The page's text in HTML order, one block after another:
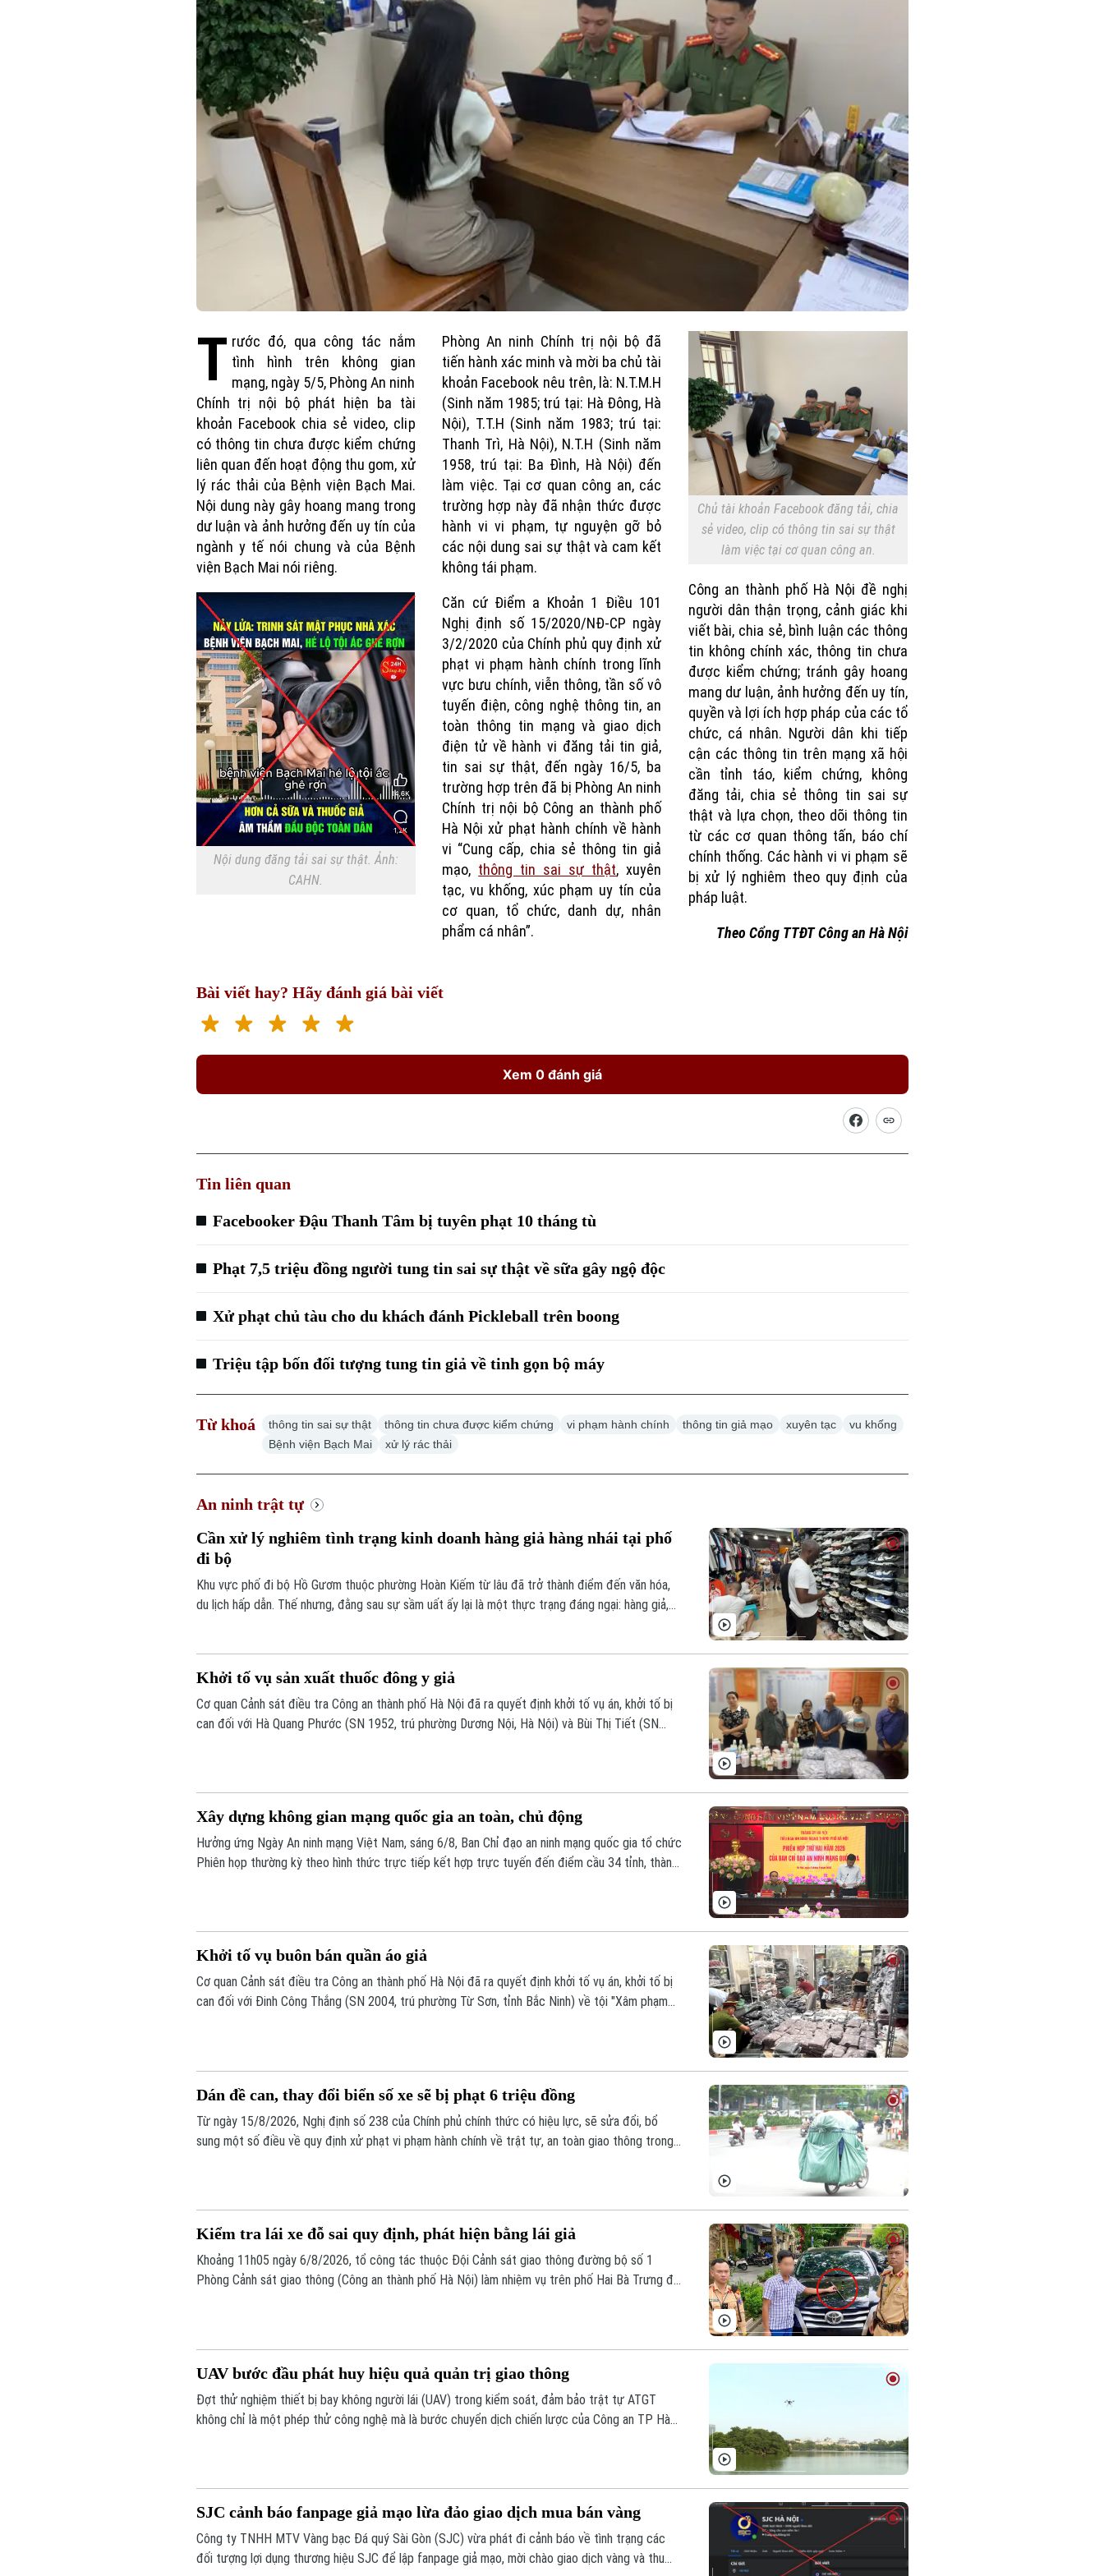
T rước đó, qua công tác nắm
tình hình trên không gian
mạng, ngày 5/5, Phòng An ninh
Chính trị nội bộ phát hiện ba tài
khoản Facebook chia sẻ video, clip
có thông tin chưa được kiểm chứng
liên quan đến hoạt động thu gom, xử
lý rác thải của Bệnh viện Bạch Mai.
Nội dung này gây hoang mang trong
dư luận và ảnh hưởng đến uy tín của
ngành y tế nói chung và của Bệnh
viện Bạch Mai nói riêng.
Nội dung đăng tải sai sự thật. Ảnh:
CAHN.
Phòng An ninh Chính trị nội bộ đã
tiến hành xác minh và mời ba chủ tài
khoản Facebook nêu trên, là: N.T.M.H
(Sinh năm 1985; trú tại: Hà Đông, Hà
Nội), T.T.H (Sinh năm 1983; trú tại:
Thanh Trì, Hà Nội), N.T.H (Sinh năm
1958, trú tại: Ba Đình, Hà Nội) đến
làm việc. Tại cơ quan công an, các
trường hợp này đã nhận thức được
hành vi vi phạm, tự nguyện gỡ bỏ
các nội dung sai sự thật và cam kết
không tái phạm.
Căn cứ Điểm a Khoản 1 Điều 101
Nghị định số 15/2020/NĐ-CP ngày
3/2/2020 của Chính phủ quy định xử
phạt vi phạm hành chính trong lĩnh
vực bưu chính, viễn thông, tần số vô
tuyến điện, công nghệ thông tin, an
toàn thông tin mạng và giao dịch
điện tử về hành vi đăng tải tin giả,
tin sai sự thật, đến ngày 16/5, ba
trường hợp trên đã bị Phòng An ninh
Chính trị nội bộ Công an thành phố
Hà Nội xử phạt hành chính về hành
vi “Cung cấp, chia sẻ thông tin giả
mạo, thông tin sai sự thật, xuyên
tạc, vu khống, xúc phạm uy tín của
cơ quan, tổ chức, danh dự, nhân
phẩm cá nhân”.
Chủ tài khoản Facebook đăng tải, chia
sẻ video, clip có thông tin sai sự thật
làm việc tại cơ quan công an.
Công an thành phố Hà Nội đề nghị
người dân thận trọng, cảnh giác khi
viết bài, chia sẻ, bình luận các thông
tin không chính xác, thông tin chưa
được kiểm chứng; tránh gây hoang
mang dư luận, ảnh hưởng đến uy tín,
quyền và lợi ích hợp pháp của các tổ
chức, cá nhân. Người dân khi tiếp
cận các thông tin trên mạng xã hội
cần tỉnh táo, kiểm chứng, không
đăng tải, chia sẻ thông tin sai sự
thật và lựa chọn, theo dõi thông tin
từ các cơ quan thông tấn, báo chí
chính thống. Các hành vi vi phạm sẽ
bị xử lý nghiêm theo quy định của
pháp luật.
Theo Cổng TTĐT Công an Hà Nội
Bài viết hay? Hãy đánh giá bài viết
Xem 0 đánh giá
Tin liên quan
Facebooker Đậu Thanh Tâm bị tuyên phạt 10 tháng tù
Phạt 7,5 triệu đồng người tung tin sai sự thật về sữa gây ngộ độc
Xử phạt chủ tàu cho du khách đánh Pickleball trên boong
Triệu tập bốn đối tượng tung tin giả về tinh gọn bộ máy
Từ khoá thông tin sai sự thật thông tin chưa được kiểm chứng vi phạm hành chính thông tin giả mạo xuyên tạc
vu khống
Bệnh viện Bạch Mai
xử lý rác thải
An ninh trật tự
Cần xử lý nghiêm tình trạng kinh doanh hàng giả hàng nhái tại phố
đi bộ
Khu vực phố đi bộ Hồ Gươm thuộc phường Hoàn Kiếm từ lâu đã trở thành điểm đến văn hóa,
du lịch hấp dẫn. Thế nhưng, đằng sau sự sầm uất ấy lại là một thực trạng đáng ngại: hàng giả,
Khởi tố vụ sản xuất thuốc đông y giả
Cơ quan Cảnh sát điều tra Công an thành phố Hà Nội đã ra quyết định khởi tố vụ án, khởi tố bị
can đối với Hà Quang Phước (SN 1952, trú phường Dương Nội, Hà Nội) và Bùi Thị Tiết (SN
Xây dựng không gian mạng quốc gia an toàn, chủ động
Hưởng ứng Ngày An ninh mạng Việt Nam, sáng 6/8, Ban Chỉ đạo an ninh mạng quốc gia tổ chức
Phiên họp thường kỳ theo hình thức trực tiếp kết hợp trực tuyến đến điểm cầu 34 tỉnh, thành
Khởi tố vụ buôn bán quần áo giả
Cơ quan Cảnh sát điều tra Công an thành phố Hà Nội đã ra quyết định khởi tố vụ án, khởi tố bị
can đối với Đinh Công Thắng (SN 2004, trú phường Từ Sơn, tỉnh Bắc Ninh) về tội "Xâm phạm
Dán đề can, thay đổi biển số xe sẽ bị phạt 6 triệu đồng
Từ ngày 15/8/2026, Nghị định số 238 của Chính phủ chính thức có hiệu lực, sẽ sửa đổi, bổ
sung một số điều về quy định xử phạt vi phạm hành chính về trật tự, an toàn giao thông trong
Kiểm tra lái xe đỗ sai quy định, phát hiện bằng lái giả
Khoảng 11h05 ngày 6/8/2026, tổ công tác thuộc Đội Cảnh sát giao thông đường bộ số 1
Phòng Cảnh sát giao thông (Công an thành phố Hà Nội) làm nhiệm vụ trên phố Hai Bà Trưng đã
UAV bước đầu phát huy hiệu quả quản trị giao thông
Đợt thử nghiệm thiết bị bay không người lái (UAV) trong kiểm soát, đảm bảo trật tự ATGT
không chỉ là một phép thử công nghệ mà là bước chuyển dịch chiến lược của Công an TP Hà
SJC cảnh báo fanpage giả mạo lừa đảo giao dịch mua bán vàng
Công ty TNHH MTV Vàng bạc Đá quý Sài Gòn (SJC) vừa phát đi cảnh báo về tình trạng các
đối tượng lợi dụng thương hiệu SJC để lập fanpage giả mạo, mời chào giao dịch vàng và thu